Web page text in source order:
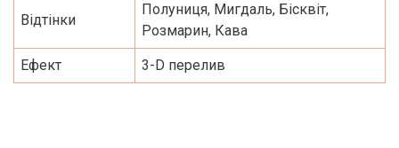
Відтінки
Полуниця, Мигдаль, Бісквіт,
Розмарин, Кава
Ефект 3-D перелив